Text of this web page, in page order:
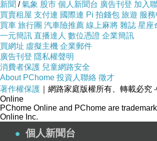
新聞 /氣象 股市 個人新聞台 廣告刊登 加入
買賣租屋 支付連 國際連 Pi 拍錢包 旅遊 服
買車 旅行團 汽車險推薦 線上麻將 雜誌 星座
一元簡訊 直播達人 數位憑證 企業簡訊
買網址 虛擬主機 企業郵件
廣告刊登 隱私權聲明
消費者保護 兒童網路安全
About PChome 投資人聯絡 徵才
著作權保護 ｜網路家庭版權所有、轉載必究
Online
PChome Online and PChome are
Online Inc.
個人新聞台